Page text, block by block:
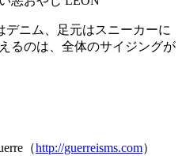
ニム、足元はスニーカーに
るのは、全体のサイジングが
（http://guerreisms.com）